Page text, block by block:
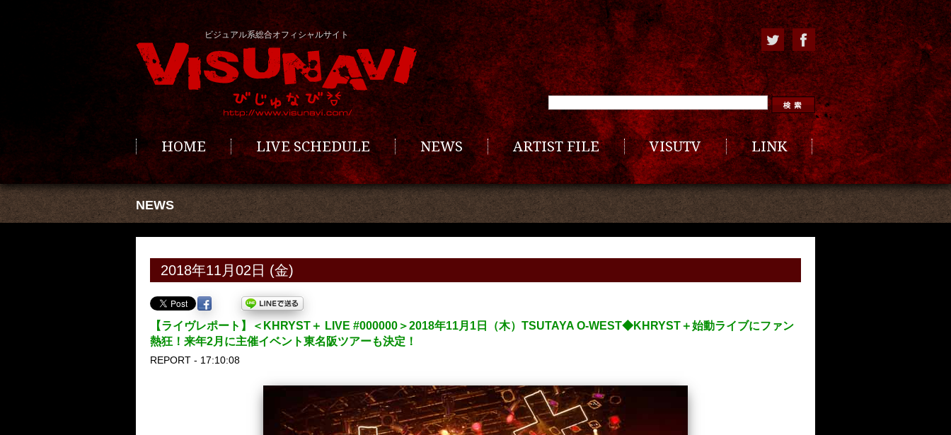
ビジュアル系総合オフィシャルサイト
HOME LIVE SCHEDULE NEWS ARTIST FILE VISUTV LINK
NEWS
2018年11月02日 (金)
【ライヴレポート】＜KHRYST＋ LIVE #000000＞2018年11月1日（木）TSUTAYA O-WEST◆KHRYST＋始動ライブにファン
熱狂！来年2月に主催イベント東名阪ツアーも決定！
REPORT - 17:10:08